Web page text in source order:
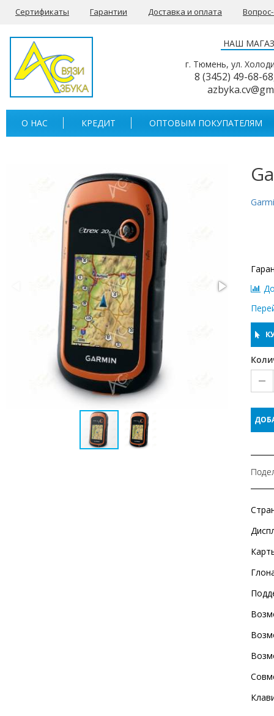
Сертификаты Гарантии Доставка и оплата
НАШ
г. Тюмень, ул.
8 (3452) 49-68-68
О НАС КРЕДИТ ОПТОВЫМ ПОКУПАТЕЛЯМ